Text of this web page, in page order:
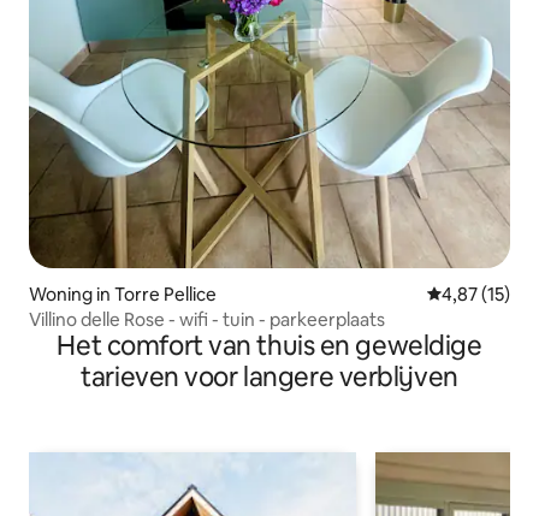
Woning in Torre Pellice Gemiddelde
4,87 (15)
Villino delle Rose - wifi - tuin - parkeerplaats
Het comfort van thuis en geweldige
tarieven voor langere verblijven